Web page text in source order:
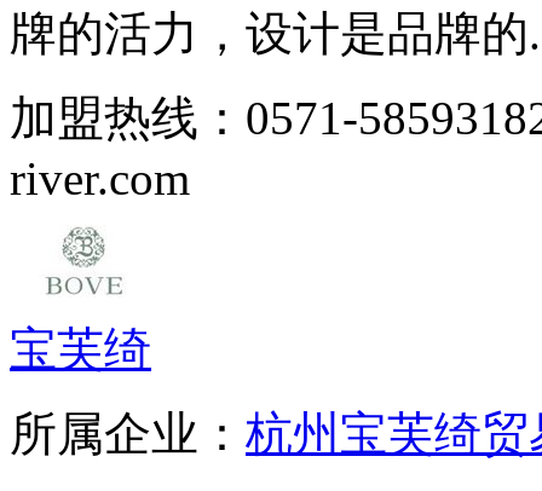
牌的活力，设计是品牌的
加盟热线：0571-
river.com
宝芙绮
所属企业： 杭州宝芙绮